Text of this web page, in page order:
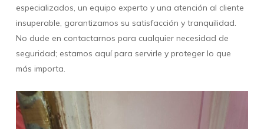
especializados, un equipo experto y una atención al cliente
insuperable, garantizamos su satisfacción y tranquilidad.
No dude en contactarnos para cualquier necesidad de
seguridad; estamos aquí para servirle y proteger lo que
más importa.